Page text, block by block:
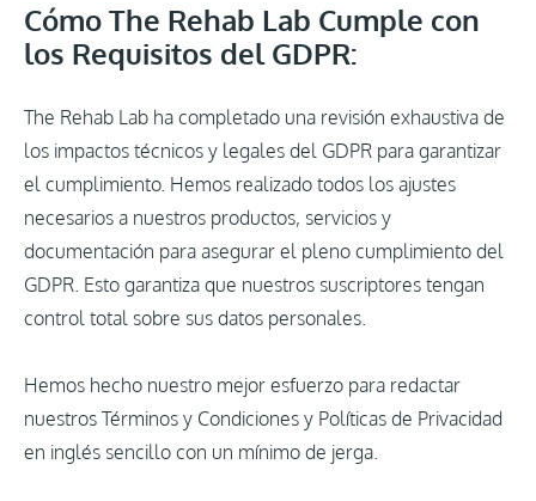
Cómo The Rehab Lab Cumple con
los Requisitos del GDPR:
The Rehab Lab ha completado una revisión exhaustiva de
los impactos técnicos y legales del GDPR para garantizar
el cumplimiento. Hemos realizado todos los ajustes
necesarios a nuestros productos, servicios y
documentación para asegurar el pleno cumplimiento del
GDPR. Esto garantiza que nuestros suscriptores tengan
control total sobre sus datos personales.
Hemos hecho nuestro mejor esfuerzo para redactar
nuestros Términos y Condiciones y Políticas de Privacidad
en inglés sencillo con un mínimo de jerga.